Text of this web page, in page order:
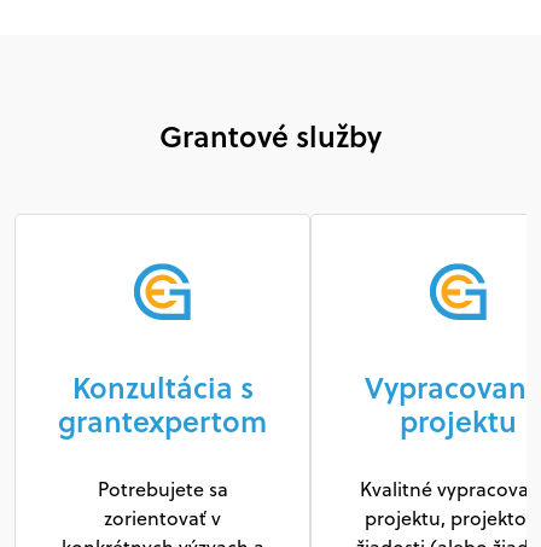
Grantové služby
Konzultácia s
grantexpertom
Potrebujete sa
zorientovať v
projektu
Kvalitné
projektu,